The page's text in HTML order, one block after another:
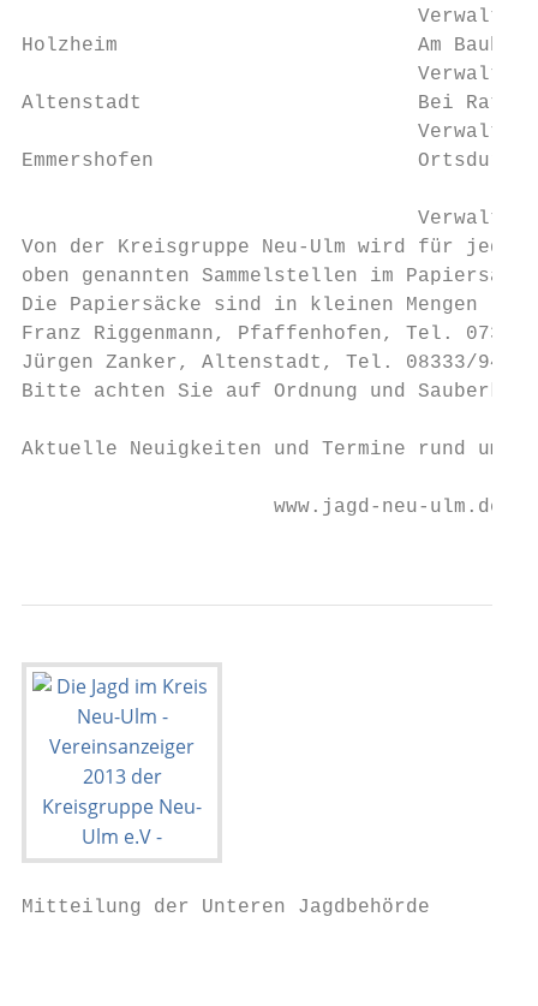
Holzheim                         Am Bauhof
Altenstadt                       Bei Rathaus
Emmershofen
Von der Kreisgruppe Neu-Ulm wird für
oben genannten Sammelstellen im
Die Papiersäcke sind in kleinen Mengen
Franz Riggenmann, Pfaffenhofen, Tel.
Jürgen Zanker, Altenstadt, Tel. 08333/946
Bitte achten Sie auf Ordnung und
Aktuelle Neuigkeiten und Termine rund
                     www.jagd-neu-ulm.de
Mitteilung der Unteren Jagdbehörde